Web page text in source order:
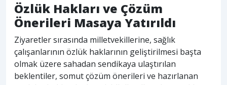
Özlük Hakları ve Çözüm
Önerileri Masaya Yatırıldı
Ziyaretler sırasında milletvekillerine, sağlık
çalışanlarının özlük haklarının geliştirilmesi başta
olmak üzere sahadan sendikaya ulaştırılan
beklentiler, somut çözüm önerileri ve hazırlanan